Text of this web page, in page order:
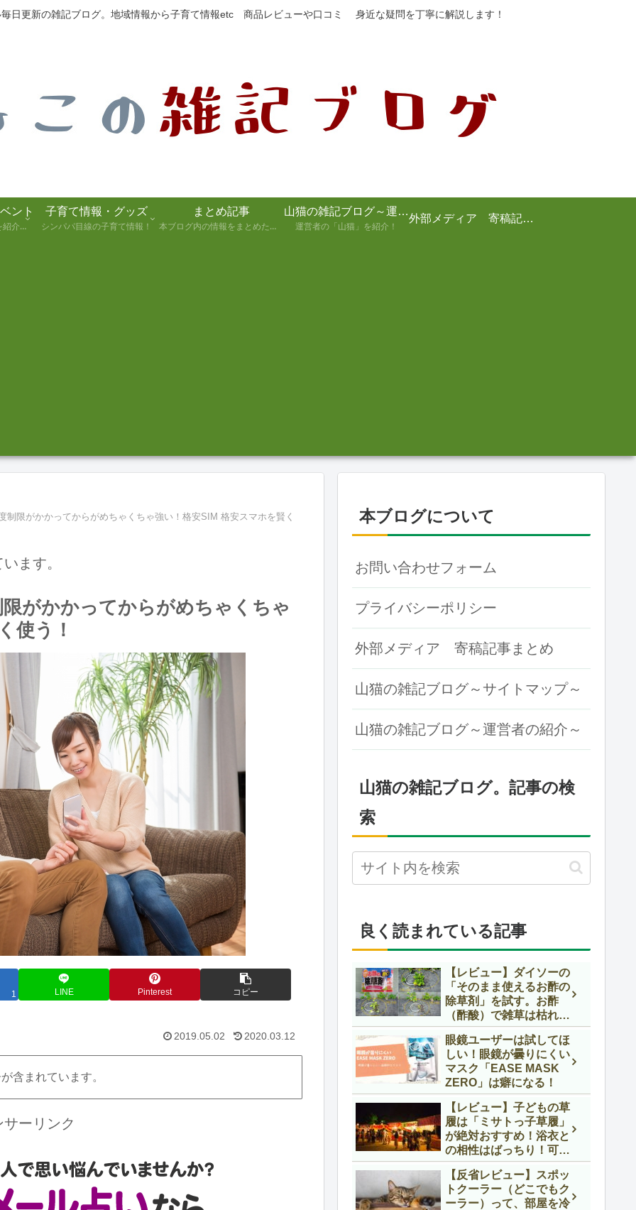
日更新の雑記ブログ。地域情報から子育て情報etc 商品レビューや口コミ 身近な疑問を丁寧に解説します！
ント
静岡県の観光スポットを紹介します！
子育て情報・グッズ
シンパパ目線の子育て情報！
まとめ記事
本ブログ内の情報をまとめた記事
山猫の雑記ブログ～運営者の紹介～
運営者の「山猫」を紹介！
外部メディア 寄稿記事まとめ
制限がかかってからがめちゃくちゃ強い！格安SIM 格安スマホを賢く
ます。
がかかってからがめちゃくちゃ
使う！
1 LINE Pinterest コピー
2019.05.02 2020.03.12
含まれています。
サーリンク
本ブログについて
お問い合わせフォーム
プライバシーポリシー
外部メディア 寄稿記事まとめ
山猫の雑記ブログ～サイトマップ～
山猫の雑記ブログ～運営者の紹介～
山猫の雑記ブログ。記事の検
索
良く読まれている記事
【レビュー】ダイソーの
「そのまま使えるお酢の
除草剤」を試す。お酢
（酢酸）で雑草は枯れる
のか？
眼鏡ユーザーは試してほ
しい！眼鏡が曇りにくい
マスク「EASE MASK
ZERO」は癖になる！
【レビュー】子どもの草
履は「ミサトっ子草履」
が絶対おすすめ！浴衣と
の相性はばっちり！可愛
くて履きやすいぞうりな
んです！
【反省レビュー】スポッ
トクーラー（どこでもク
ーラー）って、部屋を冷